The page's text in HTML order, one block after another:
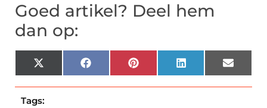
Goed artikel? Deel hem
dan op:
X
(Twitter)
Facebook Pinterest LinkedIn Email
Tags: